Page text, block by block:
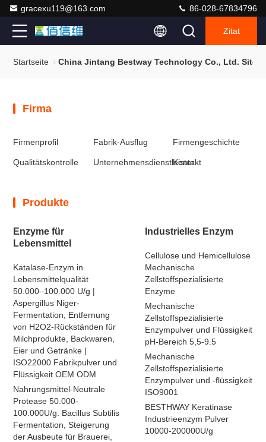
gracexu119@163.com 86-028-67834796
Zitat
Startseite China Jintang Bestway Technology Co., Ltd.
Firma
Firmenprofil Fabrik-Ausflug Firmengeschichte
Qualitätskontrolle Unternehmensdienstleister
Kontakt
Produkte
Enzyme für
Lebensmittel
Katalase-Enzym in
Lebensmittelqualität
50.000–100.000 U/g |
Aspergillus Niger-
Fermentation, Entfernung
von H2O2-Rückständen für
Milchprodukte, Backwaren,
Eier und Getränke |
ISO22000 Fabrikpulver und
Flüssigkeit OEM ODM
Nahrungsmittel-Neutrale
Protease 50.000-
100.000U/g. Bacillus Subtilis
Fermentation, Steigerung
der Ausbeute für Brauerei,
Industrielles Enzym
Cellulose und Hemicellulose
Mechanische
Zellstoffspezialisierte
Enzyme
Mechanische
Zellstoffspezialisierte
Enzympulver und Flüssigkeit
pH-Bereich 5,5-9.5
Mechanische
Zellstoffspezialisierte
Enzympulver und -flüssigkeit
ISO9001
BESTHWAY Keratinase
Industrieenzym Pulver
10000-200000U/g